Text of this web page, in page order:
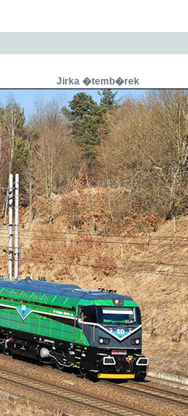
Jirka �temb�rek